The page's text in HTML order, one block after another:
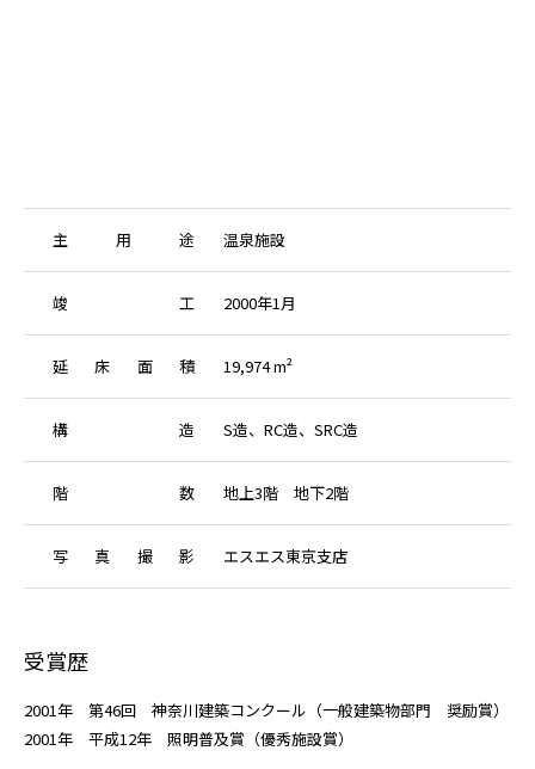
主 用 途 温泉施設
竣 工 2000年1月
延 床 面 積 19,974 m²
構 造 S造、RC造、SRC造
階 数 地上3階 地下2階
写 真 撮 影 エスエス東京支店
受賞歴
2001年 第46回 神奈川建築コンクール（一般建築物部門 奨励賞）
2001年 平成12年 照明普及賞（優秀施設賞）